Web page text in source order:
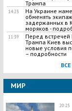
Трампа
14:23
​На Украине
обменять
задержанных в
моряков -
11:39
Перед встречей
Трампа Киев
новые условия
– подробности
МИР
20:25